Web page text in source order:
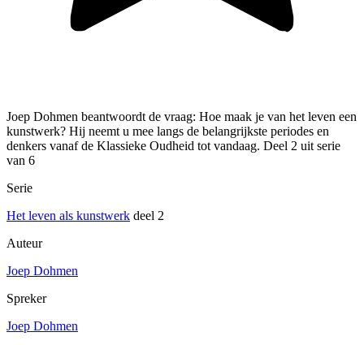
Joep Dohmen beantwoordt de vraag: Hoe maak je van het leven een
kunstwerk? Hij neemt u mee langs de belangrijkste periodes en
denkers vanaf de Klassieke Oudheid tot vandaag. Deel 2 uit serie
van 6
Serie
Het leven als kunstwerk deel 2
Auteur
Joep Dohmen
Spreker
Joep Dohmen